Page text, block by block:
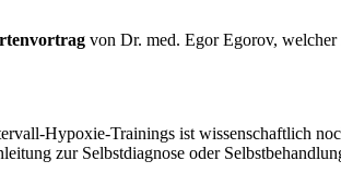
von Dr. med. Egor Egorov,
Hypoxie-Trainings ist wissenschaftlich
zur Selbstdiagnose oder